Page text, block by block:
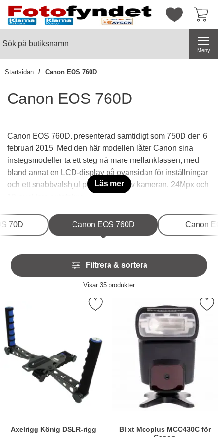
Startsidan för butiksnamn
Mina
Meny
Startsidan Canon EOS 760D
Canon EOS 760D
Läs mer
Canon EOS 760D, presenterad samtidigt som 750D den 6
februari 2015. Med den här modellen låter Canon sina
instegsmodeller ta ett steg närmare mellanklassen, med
bland annat en LCD-display på ovansidan för inställningar
och ett snabbvalshjul på baksidan av kameran. 24Mpx och
Underkategorier
70D Canon EOS 760D Canon
Hoppa
över
filtersektionen
Filtrera & sortera
Filtrera & sortera
Visar 35 produkter
Axelrigg König DSLR-rigg
Markera axelrigg König DSLR-rigg som favorit
Blixt Mcoplus MCO430C för
Markera blixt Mcoplus